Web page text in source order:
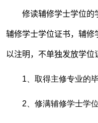
修读辅修学士学位的
辅修学士学位证书，辅修
以注明，不单独发放学位
1、取得主修专业的
2、修满辅修学士学